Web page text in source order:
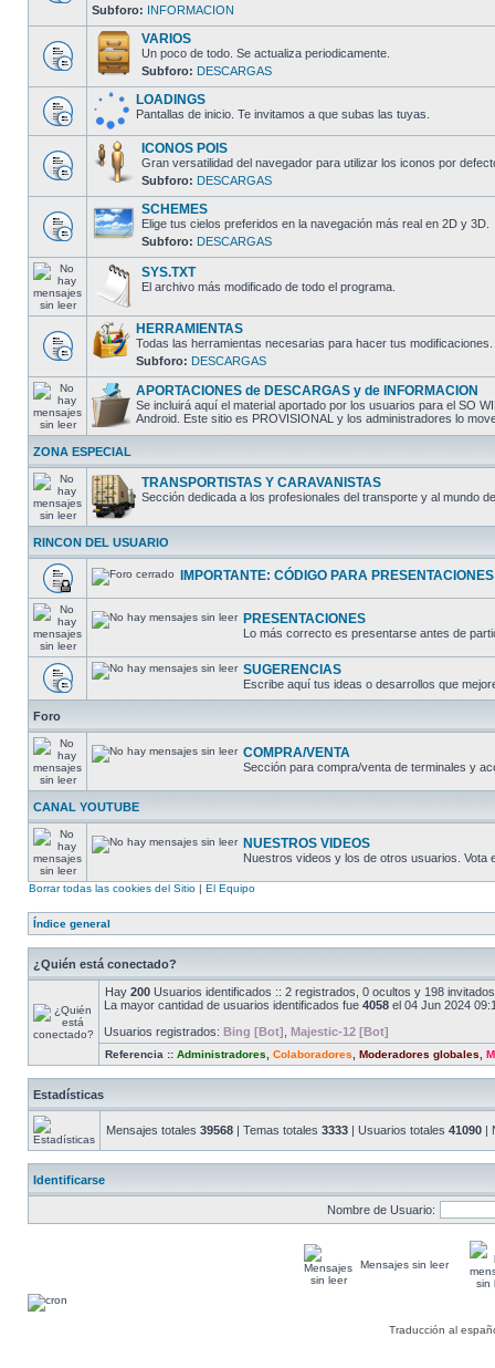
Subforo: INFORMACION
VARIOS
Un poco de todo. Se actualiza periodicamente.
Subforo: DESCARGAS
LOADINGS
Pantallas de inicio. Te invitamos a que subas las tuyas.
ICONOS POIS
Gran versatilidad del navegador para utilizar los iconos por
Subforo: DESCARGAS
SCHEMES
Elige tus cielos preferidos en la navegación más real en 2D y 3D.
Subforo: DESCARGAS
SYS.TXT
El archivo más modificado de todo el programa.
HERRAMIENTAS
Todas las herramientas necesarias para hacer tus modificaciones.
Subforo: DESCARGAS
APORTACIONES de DESCARGAS y de INFORMACION
Se incluirá aquí el material aportado por los usuarios para el SO
Android. Este sitio es PROVISIONAL y los administradores lo
ZONA ESPECIAL
TRANSPORTISTAS Y CARAVANISTAS
Sección dedicada a los profesionales del transporte y al mundo
RINCON DEL USUARIO
IMPORTANTE: CÓDIGO PARA PRESENTACIONES
PRESENTACIONES
Lo más correcto es presentarse antes de
SUGERENCIAS
Escribe aquí tus ideas o desarrollos que
Foro
COMPRA/VENTA
Sección para compra/venta de terminales y
CANAL YOUTUBE
NUESTROS VIDEOS
Nuestros videos y los de otros usuarios. Vota
Borrar todas las cookies del Sitio | El Equipo
Índice general
¿Quién está conectado?
Hay 200 Usuarios identificados :: 2 registrados, 0 ocultos y 198
La mayor cantidad de usuarios identificados fue 4058 el 04 Jun 2024
Usuarios registrados: Bing [Bot] Majestic-12 [Bot]
Referencia :: Administradores Colaboradores Moderadores globales
Estadísticas
Mensajes totales 39568 | Temas totales 3333 | Usuarios totales 41090 |
Identificarse
Nombre de Usuario:
Mensajes sin leer
Traducción al